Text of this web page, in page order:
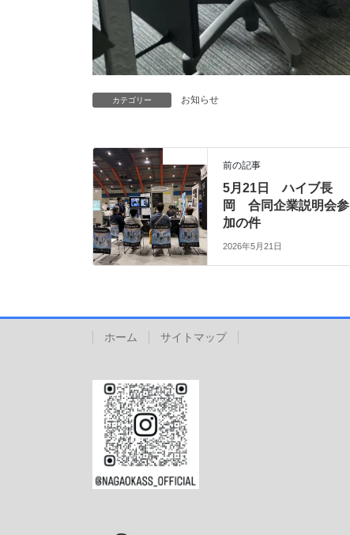
カテゴリー お知らせ
前の記事
5月21日 ハイブ長
岡 合同企業説明会参
加の件
2026年5月21日
ホーム サイトマップ